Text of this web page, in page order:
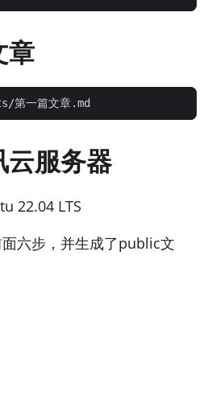
章
云服务器
22.04 LTS
六步，并生成了public文